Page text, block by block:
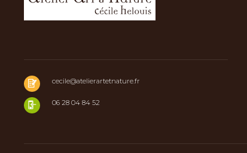
cecile@atelierartetnature.fr
06 28 04 84 52